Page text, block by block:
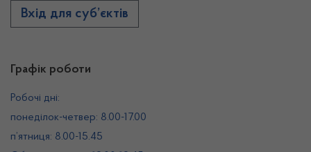
Графік роботи
Робочі дні:
понеділок-четвер: 8.00-17.00
п’ятниця: 8.00-15.45
Вхід для суб’єктів